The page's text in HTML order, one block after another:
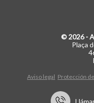
© 2026 -
Plaça
Aviso legal Protección